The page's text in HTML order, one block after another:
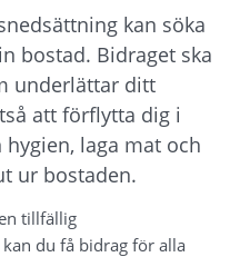
kan söka
bostad. Bidraget ska
underlättar ditt
att förflytta dig i
laga mat och
ur bostaden.
tillfällig
du få bidrag för alla